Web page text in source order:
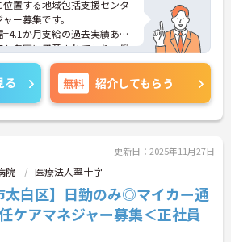
置する地域包括支援センタ
ー募集です。
4.1か月支給の過去実績あり
豊富に用意されており、働
ます。
接対策ポイントなど、さら
ので、お気軽にご相談くだ
る 無料 紹介してもらう
更新日：2025年11月27日
院 医療法人翠十字
太白区】日勤のみ◎マイカー通
ケアマネジャー募集＜正社員